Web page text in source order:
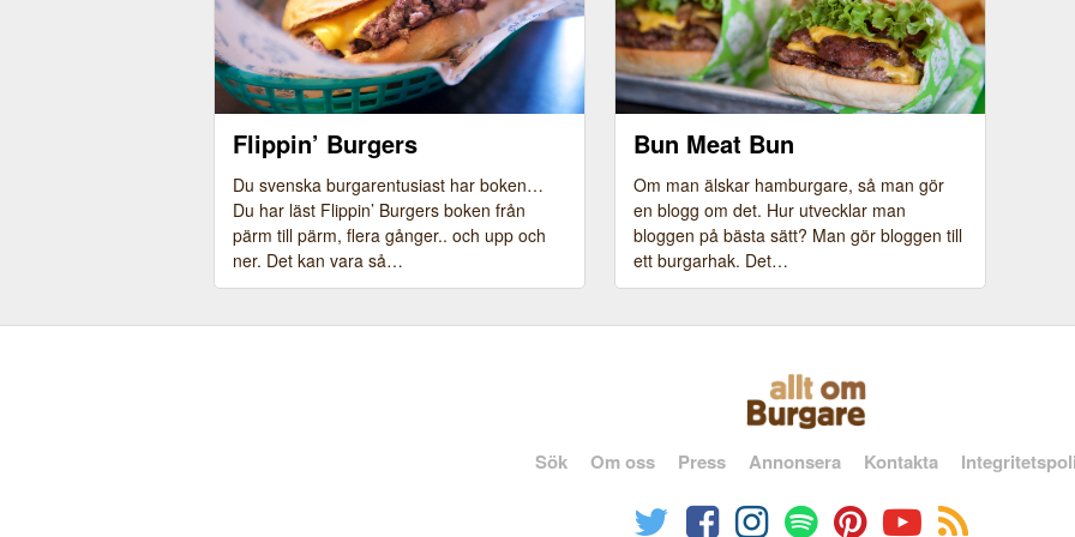
Bild från senare tillfälle, på deras
Cheeseburger
Flippin’ Burgers
Du svenska burgarentusiast har boken…
Du har läst Flippin’ Burgers boken från
pärm till pärm, flera gånger.. och upp och
ner. Det kan vara så…
Beställs gärna ”Extra fin”.
Bun Meat Bun
Om man älskar hamburgare, så man gör
en blogg om det. Hur utvecklar man
bloggen på bästa sätt? Man gör bloggen till
ett burgarhak. Det…
Sök Om oss Press Annonsera Kontakta